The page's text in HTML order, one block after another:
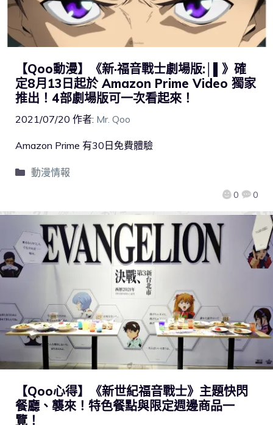
【Qoo動漫】《新·福音戰士劇場版:│▌》確
定8月13日起於 Amazon Prime Video 獨家
推出！4部劇場版可一次看起來！
2021/07/20 作者: Mr. Qoo
0 0
Amazon Prime 有30日免費體驗
動漫情報
【Qoo心得】《新世紀福音戰士》主題快閃
餐廳、襲來！特色餐點與限定週邊商品一
覽！